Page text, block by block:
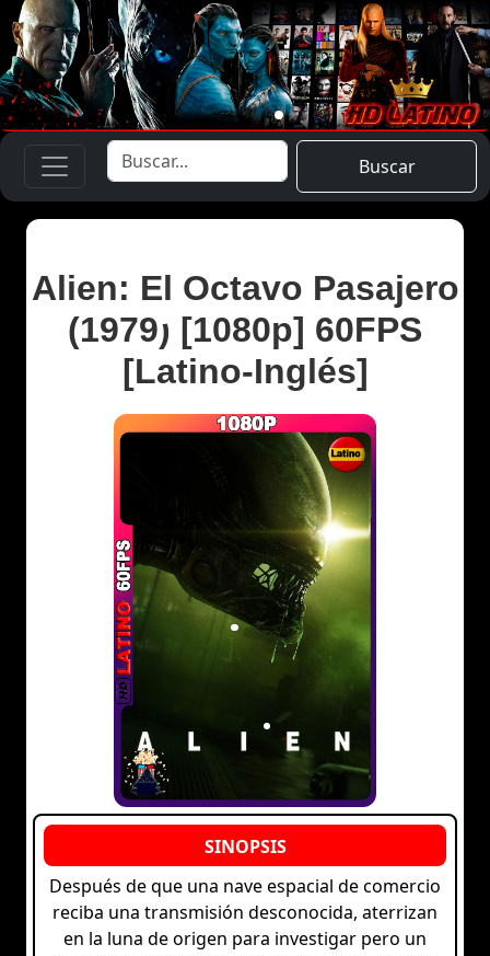
Buscar
Alien: El Octavo Pasajero
(1979) [1080p] 60FPS
[Latino-Inglés]
Después de que una nave espacial de comercio
reciba una transmisión desconocida, aterrizan
en la luna de origen para investigar pero un